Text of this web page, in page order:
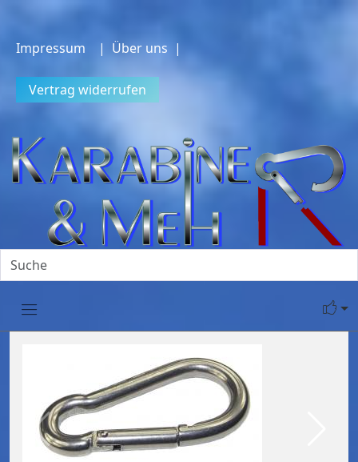
Impressum | Über uns |
Vertrag widerrufen